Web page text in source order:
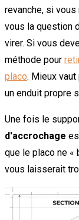
revanche, si
vous la question
virer. Si vous
méthode pour
placo. Mieux
un enduit propre
Une fois le
d'accrochage
que le placo ne «
vous laisserait